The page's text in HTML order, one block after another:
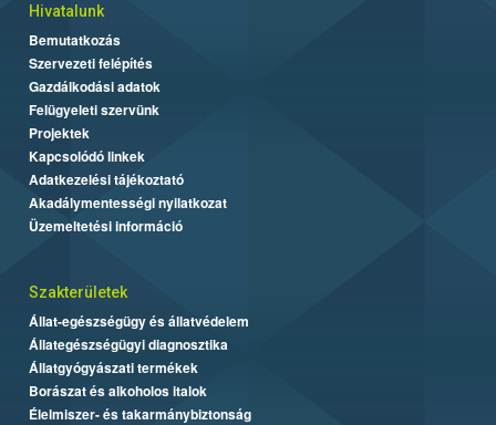
Hivatalunk
Bemutatkozás
Szervezeti felépítés
Gazdálkodási adatok
Felügyeleti szervünk
Projektek
Kapcsolódó linkek
Adatkezelési tájékoztató
Akadálymentességi nyilatkozat
Üzemeltetési információ
Szakterületek
Állat-egészségügy és állatvédelem
Állategészségügyi diagnosztika
Állatgyógyászati termékek
Borászat és alkoholos italok
Élelmiszer- és takarmánybiztonság